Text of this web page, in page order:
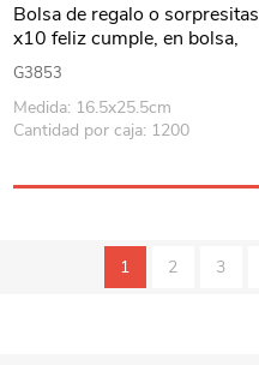
Bolsa de regalo o sorpresitas
x10 feliz cumple, en bolsa,
varios colores
G3853
Medida: 16.5x25.5cm
Cantidad por caja: 1200
1 2 3